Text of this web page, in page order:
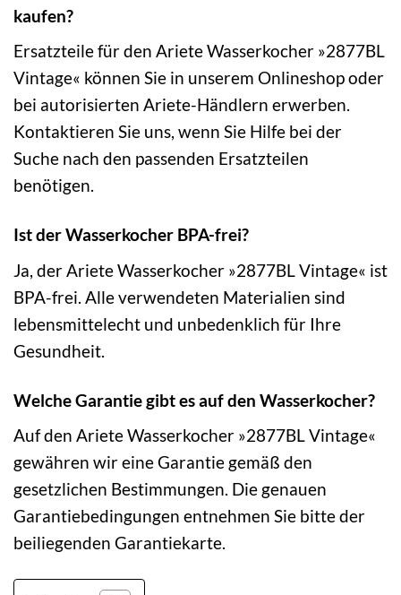
kaufen?
Ersatzteile für den Ariete Wasserkocher »2877BL
Vintage« können Sie in unserem Onlineshop oder
bei autorisierten Ariete-Händlern erwerben.
Kontaktieren Sie uns, wenn Sie Hilfe bei der
Suche nach den passenden Ersatzteilen
benötigen.
Ist der Wasserkocher BPA-frei?
Ja, der Ariete Wasserkocher »2877BL Vintage« ist
BPA-frei. Alle verwendeten Materialien sind
lebensmittelecht und unbedenklich für Ihre
Gesundheit.
Welche Garantie gibt es auf den Wasserkocher?
Auf den Ariete Wasserkocher »2877BL Vintage«
gewähren wir eine Garantie gemäß den
gesetzlichen Bestimmungen. Die genauen
Garantiebedingungen entnehmen Sie bitte der
beiliegenden Garantiekarte.